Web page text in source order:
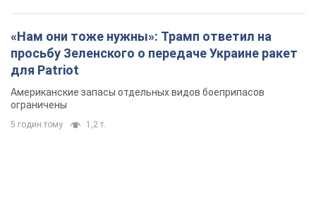
«Нам они тоже нужны»: Трамп ответил на
просьбу Зеленского о передаче Украине ракет
для Patriot
Американские запасы отдельных видов боеприпасов
ограничены
5 годин тому 1,2 т.